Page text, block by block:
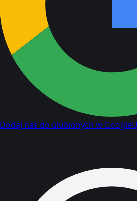
Dodaj nas do ulubionych w Google